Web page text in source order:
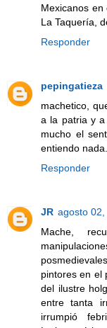
Mexicanos
La Taquería,
Responder
pepingatieza
machetico,
a la patria y
mucho el
entiendo nada.
Responder
JR agosto 02,
Mache,
pintores en el
del ilustre
entre tanta
irrumpió